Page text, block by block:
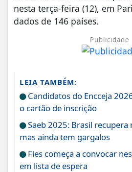
nesta terça-feira (12), em
dados de 146 países.
Publicidade
LEIA TAMBÉM:
Candidatos do Encceja
o cartão de inscrição
Saeb 2025: Brasil recupera
mas ainda tem gargalos
Fies começa a convocar
em lista de espera